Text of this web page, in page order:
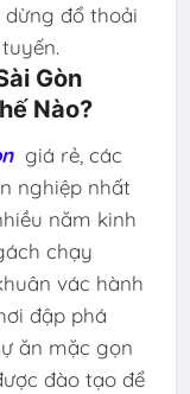
dừng đổ thoải
Gòn
Nào?
giá rẻ, các
nghiệp nhất
năm kinh
chạy
vác hành
đập phá
ăn mặc gọn
đào tạo để